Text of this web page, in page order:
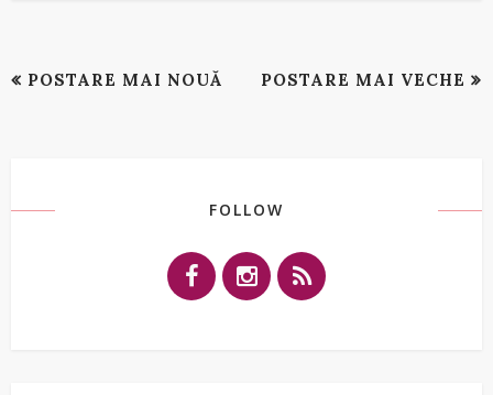
POSTARE MAI NOUĂ POSTARE MAI VECHE
FOLLOW